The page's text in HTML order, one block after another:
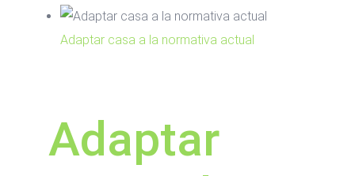
Adaptar casa a la normativa actual
Adaptar